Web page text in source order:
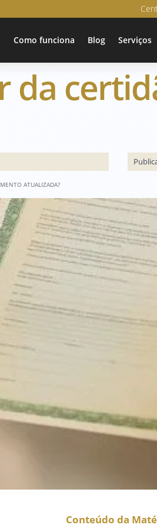
Como funciona Blog Serviços
da
ATUALIZADA?
Conteúdo da